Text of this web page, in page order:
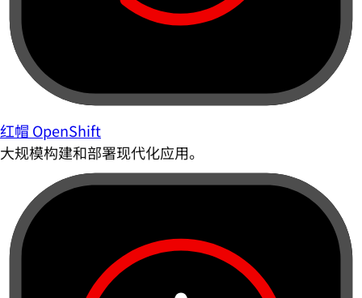
红帽 OpenShift
大规模构建和部署现代化应用。